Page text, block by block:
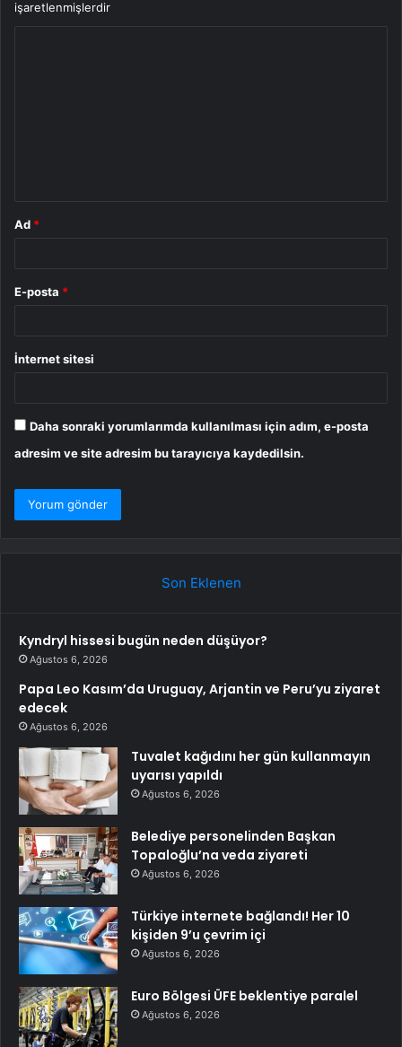
işaretlenmişlerdir
Ad *
E-posta *
İnternet sitesi
Daha sonraki yorumlarımda kullanılması için adım, e-posta
adresim ve site adresim bu tarayıcıya kaydedilsin.
Son Eklenen
Kyndryl hissesi bugün neden düşüyor?
Ağustos 6, 2026
Papa Leo Kasım’da Uruguay, Arjantin ve Peru’yu ziyaret
edecek
Ağustos 6, 2026
Tuvalet kağıdını her gün kullanmayın
uyarısı yapıldı
Ağustos 6, 2026
Belediye personelinden Başkan
Topaloğlu’na veda ziyareti
Ağustos 6, 2026
Türkiye internete bağlandı! Her 10
kişiden 9’u çevrim içi
Ağustos 6, 2026
Euro Bölgesi ÜFE beklentiye paralel
Ağustos 6, 2026